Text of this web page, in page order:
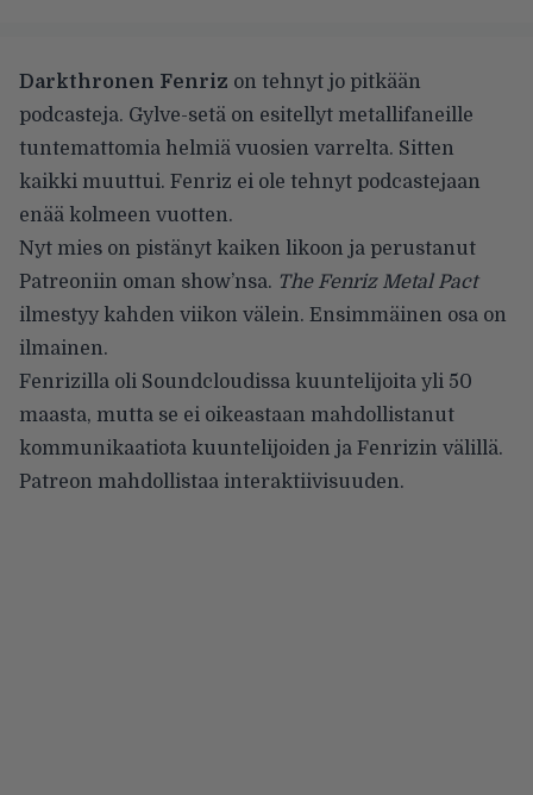
Darkthronen Fenriz on tehnyt jo pitkään
podcasteja. Gylve-setä on esitellyt metallifaneille
tuntemattomia helmiä vuosien varrelta. Sitten
kaikki muuttui. Fenriz ei ole tehnyt podcastejaan
enää kolmeen vuotten.
Nyt mies on pistänyt kaiken likoon ja perustanut
Patreoniin oman show’nsa. The Fenriz Metal Pact
ilmestyy kahden viikon välein. Ensimmäinen osa on
ilmainen.
Fenrizilla oli Soundcloudissa kuuntelijoita yli 50
maasta, mutta se ei oikeastaan mahdollistanut
kommunikaatiota kuuntelijoiden ja Fenrizin välillä.
Patreon mahdollistaa interaktiivisuuden.